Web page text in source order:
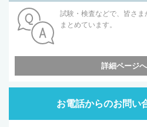
試験・検査などで、皆さ
まとめています。
詳細ページ
お電話からのお問い